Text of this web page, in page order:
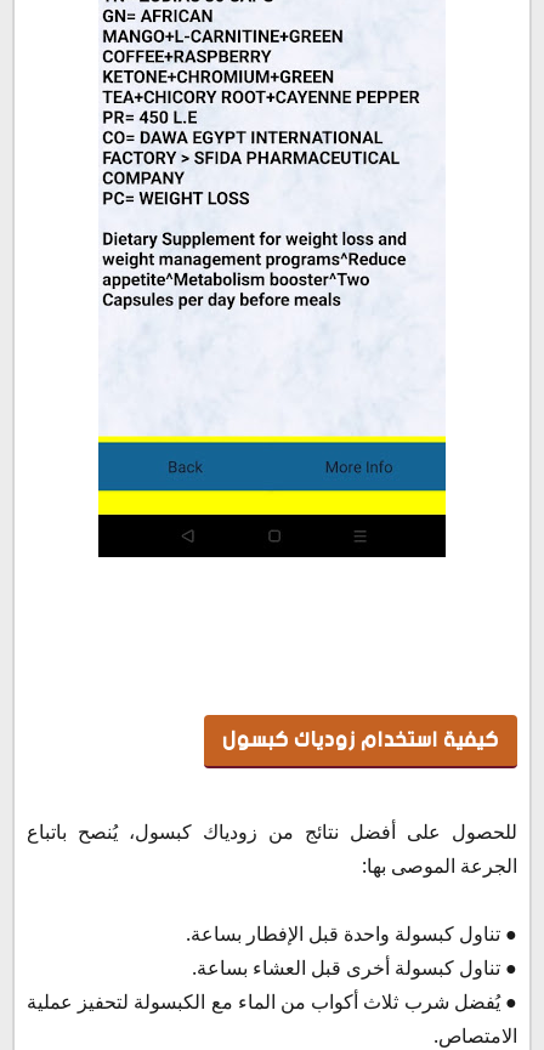
كيفية استخدام زودياك كبسول
للحصول على أفضل نتائج من زودياك كبسول، يُنصح باتباع
الجرعة الموصى بها:
● تناول كبسولة واحدة قبل الإفطار بساعة.
● تناول كبسولة أخرى قبل العشاء بساعة.
● يُفضل شرب ثلاث أكواب من الماء مع الكبسولة لتحفيز عملية
الامتصاص.